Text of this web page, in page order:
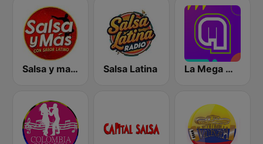
Salsa y mas Cali Salsa Latina La Mega Medellin